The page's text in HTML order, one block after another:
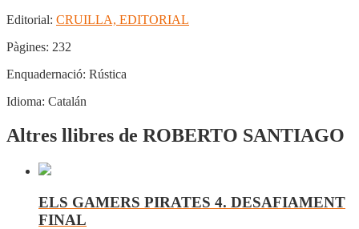
Editorial: CRUILLA, EDITORIAL
Pàgines: 232
Enquadernació: Rústica
Idioma: Catalán
Altres llibres de ROBERTO SANTIAGO
ELS GAMERS PIRATES 4. DESAFIAMENT
FINAL